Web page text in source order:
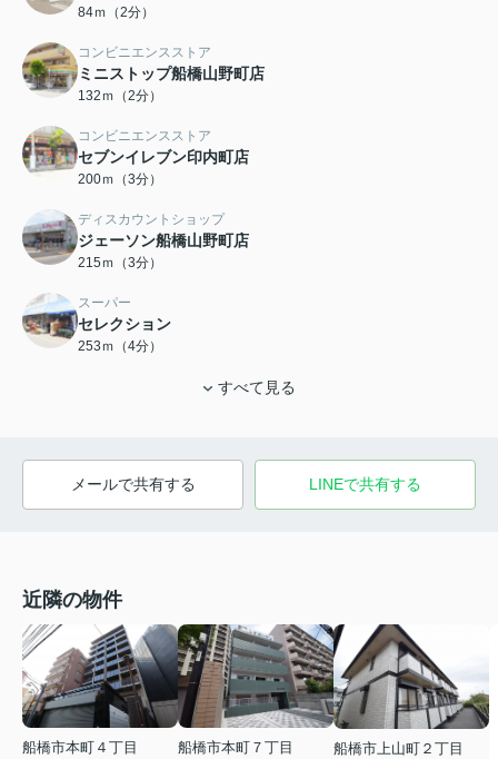
84ｍ（2分）
コンビニエンスストア
ミニストップ船橋山野町店
132ｍ（2分）
コンビニエンスストア
セブンイレブン印内町店
200ｍ（3分）
ディスカウントショップ
ジェーソン船橋山野町店
215ｍ（3分）
スーパー
セレクション
253ｍ（4分）
すべて見る
メールで共有する LINEで共有する
近隣の物件
船橋市本町４丁目
船橋市本町７丁目
船橋市上山町２丁目